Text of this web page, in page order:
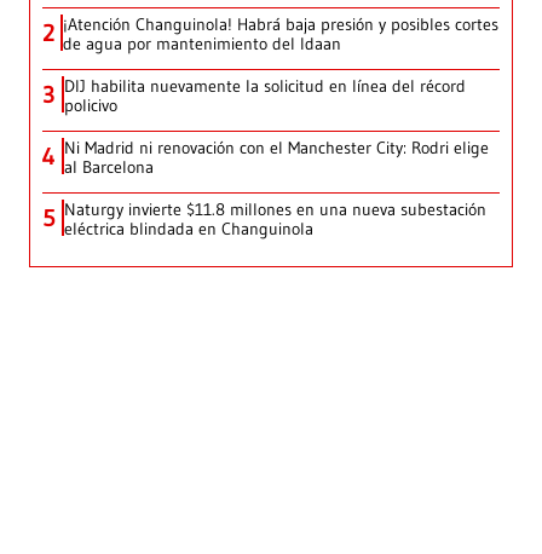
2 ¡Atención Changuinola! Habrá baja presión y posibles cortes
de agua por mantenimiento del Idaan
3 DIJ habilita nuevamente la solicitud en línea del récord
policivo
4 Ni Madrid ni renovación con el Manchester City: Rodri elige
al Barcelona
5 Naturgy invierte $11.8 millones en una nueva subestación
eléctrica blindada en Changuinola